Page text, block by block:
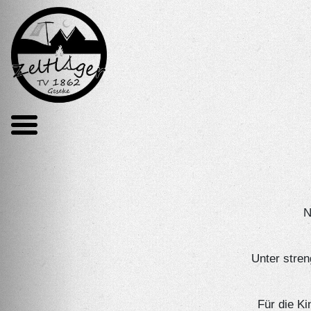
Unter
Für die